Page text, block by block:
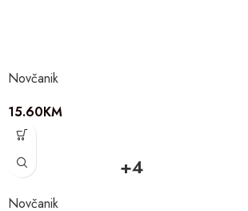
Novčanik
15.60KM
+4
Novčanik